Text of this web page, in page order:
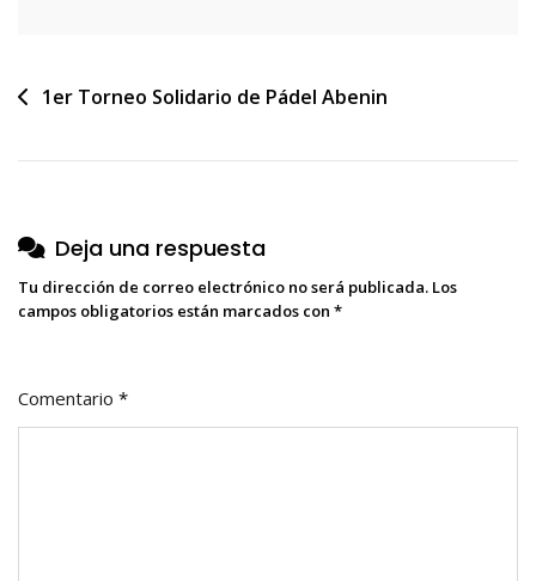
Navegación
entradas
1er Torneo Solidario de Pádel Abenin
Deja una respuesta
Tu dirección de correo electrónico no será publicada. Los
campos obligatorios están marcados con *
Comentario *